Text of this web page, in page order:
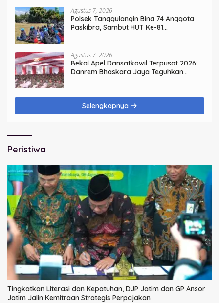
Agustus 7, 2026
Polsek Tanggulangin Bina 74 Anggota
Paskibra, Sambut HUT Ke-81
Agustus 7, 2026
Bekal Apel Dansatkowil Terpusat 2026:
Danrem Bhaskara Jaya Teguhkan
Selengkapnya
Peristiwa
Tingkatkan Literasi dan Kepatuhan, DJP Jatim dan GP Ansor
Jatim Jalin Kemitraan Strategis Perpajakan